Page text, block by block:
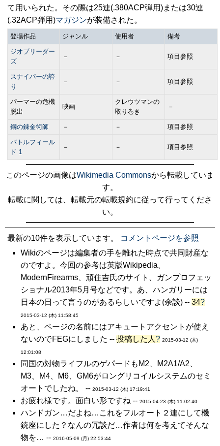
て用いられた。その際は25連(.380ACP弾用)または30連
(.32ACP弾用)マガジンが装備された。
登場作品 ジャンル 使用者 備考
ジオブリーダー
ズ
－ － 項目参照
スナイパーの誇
り
－ － 項目参照
パーマーの危機
脱出
映画
クレウツマンの
取り巻き
－
鋼の錬金術師 － － 項目参照
バトルフィール
ド 1
－ － 項目参照
このページの画像はWikimedia Commonsから転載していま
す。
転載に関しては、転載元の転載規約に従って行ってくださ
い。
最新の10件を表示しています。
コメントページを参照
Wikiのページは編集者の手を離れた時点で共同財産な
のですよ。今回の参考は英版Wikipedia、
ModernFirearms、頑住吉氏のサイト、ガンプロフェッ
ショナル2013年5月号などです。あ、ハンガリーには
日本の日って言うのがあるらしいですよ(余談) -- 34?
2015-03-12 (木) 11:58:45
あと、ページの名前にはアキュートアクセントが使え
ないのでFEGにしました -- 投稿した人 ? 2015-03-12 (木)
12:01:08
同国の対物ライフルのゲパードもM2、M2A1/A2、
M3、M4、M6、GM6がロングリコイルシステムのセミ
オートでしたね。 -- 2015-03-12 (木) 17:19:41
お疲れ様です。面白い形ですね -- 2015-04-23 (木) 11:02:40
ハンドガン…だよね…これをフルオート２連にして機
銃座にした？なんの冗談だ…作者は何を考えてそんな
物を… -- 2016-05-09 (月) 22:53:44